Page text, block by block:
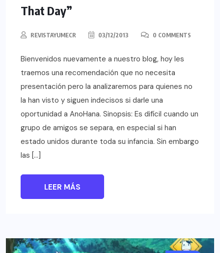
That Day”
REVISTAYUMECR 03/12/2013 0 COMMENTS
Bienvenidos nuevamente a nuestro blog, hoy les
traemos una recomendación que no necesita
presentación pero la analizaremos para quienes no
la han visto y siguen indecisos si darle una
oportunidad a AnoHana. Sinopsis: Es difícil cuando un
grupo de amigos se separa, en especial si han
estado unidos durante toda su infancia. Sin embargo
las […]
LEER MÁS